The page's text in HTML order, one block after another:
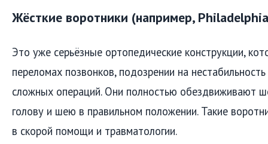
Жёсткие воротники (например,
Это уже серьёзные ортопедические конструкции,
переломах позвонков, подозрении на
сложных операций. Они полностью обездвиживают
голову и шею в правильном положении. Такие
в скорой помощи и травматологии.